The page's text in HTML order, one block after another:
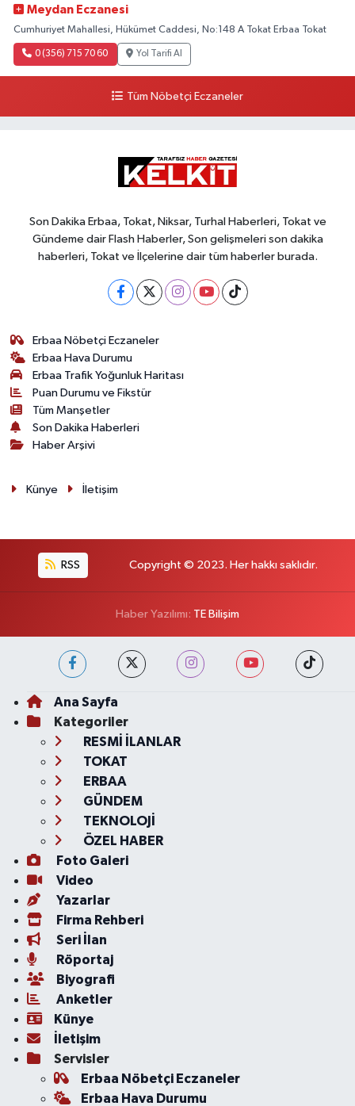
Meydan Eczanesi
Cumhuriyet Mahallesi, Hükümet Caddesi, No:148 A Tokat Erbaa Tokat
0 (356) 715 70 60 Yol Tarifi Al
Tüm Nöbetçi Eczaneler
Son Dakika Erbaa, Tokat, Niksar, Turhal Haberleri, Tokat ve
Gündeme dair Flash Haberler, Son gelişmeleri son dakika
haberleri, Tokat ve İlçelerine dair tüm haberler burada.
Erbaa Nöbetçi Eczaneler
Erbaa Hava Durumu
Erbaa Trafik Yoğunluk Haritası
Puan Durumu ve Fikstür
Tüm Manşetler
Son Dakika Haberleri
Haber Arşivi
Künye İletişim
RSS Copyright © 2023. Her hakkı saklıdır.
Haber Yazılımı: TE Bilişim
Ana Sayfa
Kategoriler
RESMİ İLANLAR
TOKAT
ERBAA
GÜNDEM
TEKNOLOJİ
ÖZEL HABER
Foto Galeri
Video
Yazarlar
Firma Rehberi
Seri İlan
Röportaj
Biyografi
Anketler
Künye
İletişim
Servisler
Erbaa Nöbetçi Eczaneler
Erbaa Hava Durumu